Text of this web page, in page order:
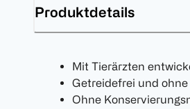
Produktdetails
Mit Tierärzten
Getreidefrei und
Ohne